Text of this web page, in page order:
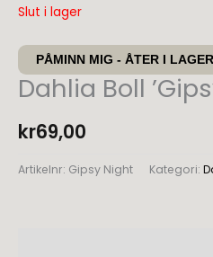
Slut i lager
PÅMINN MIG - ÅTER I
Dahlia Boll
kr69,00
Artikelnr: Gipsy Night Kategori: